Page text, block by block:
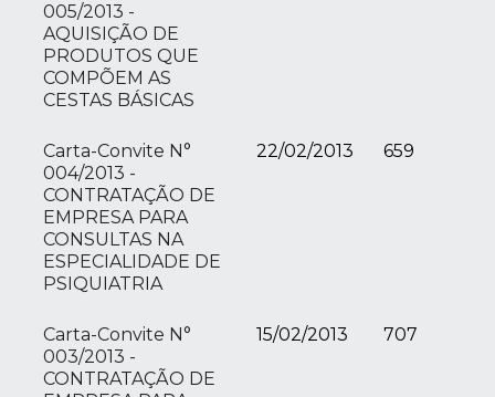
005/2013 -
AQUISIÇÃO DE
PRODUTOS QUE
COMPÕEM AS
CESTAS BÁSICAS
Carta-Convite N°
004/2013 -
CONTRATAÇÃO DE
EMPRESA PARA
CONSULTAS NA
ESPECIALIDADE DE
PSIQUIATRIA
22/02/2013 659
Carta-Convite N°
003/2013 -
CONTRATAÇÃO DE
15/02/2013 707